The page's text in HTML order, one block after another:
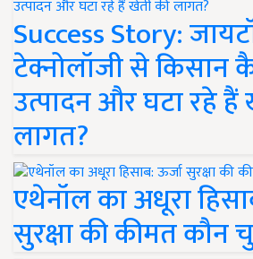
Success Story:
टेक्नोलॉजी से किसान
उत्पादन और घटा रहे हैं
लागत?
एथेनॉल का अधूरा
सुरक्षा की कीमत कौन